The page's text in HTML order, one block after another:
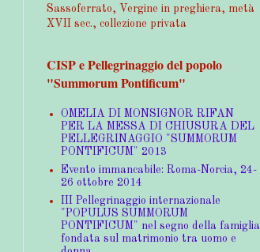
Sassoferrato, Vergine in preghiera, metà
XVII sec., collezione privata
CISP e Pellegrinaggio del popolo
"Summorum Pontificum"
OMELIA DI MONSIGNOR RIFAN
PER LA MESSA DI CHIUSURA DEL
PELLEGRINAGGIO "SUMMORUM
PONTIFICUM" 2013
Evento immancabile: Roma-Norcia, 24-
26 ottobre 2014
III Pellegrinaggio internazionale
"POPULUS SUMMORUM
PONTIFICUM" nel segno della famiglia
fondata sul matrimonio tra uomo e